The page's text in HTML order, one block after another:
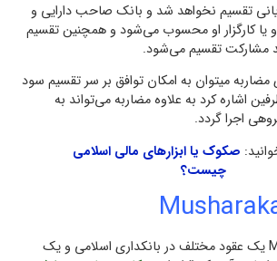
تقسيم نخواهد شد و بانك صاحب دارايي و
و يا كارگزار او محسوب مي‌شود و همچنین تقسيم
مشاركت تقسيم مي‌شود.
مضاربه میتوان به امكان توافق بر سر تقسيم سود
اشاره کرد به علاوه مضاربه مي‌تواند به
اجرا گردد.
صکوک یا ابزارهای مالی اسلامی
چیست؟
مشاركت Musharakah یک عقود مختلف در بانكداری اسلامی و یک